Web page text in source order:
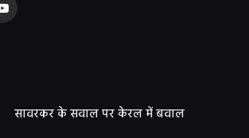
YouTube
सावरकर के सवाल पर केरल में बवाल